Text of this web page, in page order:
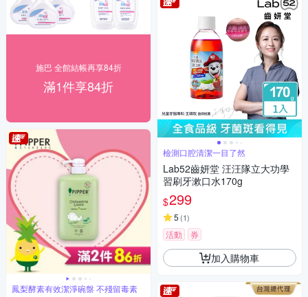
施巴 全館結帳再享84折
滿1件享84折
鳳梨酵素有效潔淨碗盤 不殘留毒素
檢測口腔清潔一目了然
Lab52齒妍堂 汪汪隊立大功學
習刷牙漱口水170g
$299
5 (1)
活動 券
加入購物車